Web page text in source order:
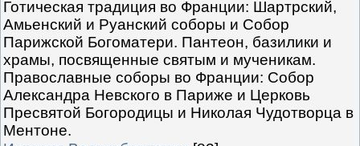
Готическая традиция во Франции: Шартрский,
Амьенский и Руанский соборы и Собор
Парижской Богоматери. Пантеон, базилики и
храмы, посвященные святым и мученикам.
Православные соборы во Франции: Собор
Александра Невского в Париже и Церковь
Пресвятой Богородицы и Николая Чудотворца в
Ментоне.